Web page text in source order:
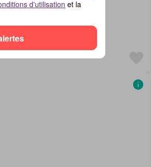
d'utilisation et la